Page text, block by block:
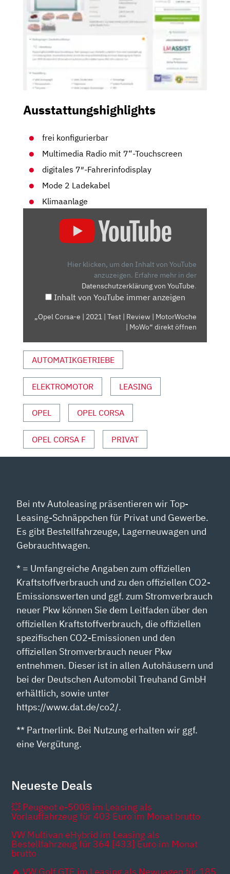
Ausstattungshighlights
frei konfigurierbar
Multimedia Radio mit 7“-Touchscreen
digitales 7″-Fahrerinfodisplay
Mode 2 Ladekabel
Klimaanlage
REVIEW
|
MOWO“
YOUTUBE
ANZEIGEN
Hier klicken, um den Inhalt von YouTube
anzuzeigen. Erfahre mehr in der
Datenschutzerklärung von YouTube.
Inhalt von YouTube immer anzeigen
„Opel Corsa-e | 2021 | Test | Review | MotorWoche
| MoWo“ direkt öffnen
AUTOMATIKGETRIEBE
ELEKTROMOTOR LEASING
OPEL OPEL CORSA
OPEL CORSA F PRIVAT
Bei ntv Autoleasing präsentieren wir Top-
Leasing-Schnäppchen für Privat und Gewerbe.
Es gibt Bestellfahrzeuge, Lagerneuwagen und
Gebrauchtwagen.
* = Umfangreiche Angaben zum offiziellen
Kraftstoffverbrauch und zu den offiziellen CO2-
Emissionswerten und ggf. zum Stromverbrauch
neuer Pkw können Sie dem Leitfaden über den
offiziellen Kraftstoffverbrauch, die offiziellen
spezifischen CO2-Emissionen und den
offiziellen Stromverbrauch neuer Pkw
entnehmen. Dieser ist in allen Autohäusern und
bei der Deutschen Automobil Treuhand GmbH
erhältlich, sowie unter
https://www.dat.de/co2/.
** Partnerlink. Bei Nutzung erhalten wir ggf.
eine Vergütung.
Neueste Deals
💥 Peugeot e-5008 im Leasing als
Vorlauffahrzeug für 403 Euro im Monat brutto
VW Multivan eHybrid im Leasing als
Bestellfahrzeug für 364 [433] Euro im Monat
brutto
🔥 VW Golf GTE im Leasing als Newuagen für 185